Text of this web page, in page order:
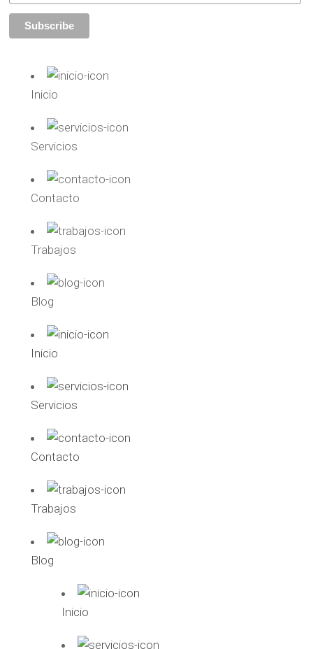
Inicio
Servicios
Contacto
Trabajos
Blog
Inicio
Servicios
Contacto
Trabajos
Blog
Inicio